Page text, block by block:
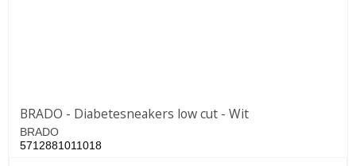
BRADO - Diabetesneakers low cut - Wit
BRADO
5712881011018